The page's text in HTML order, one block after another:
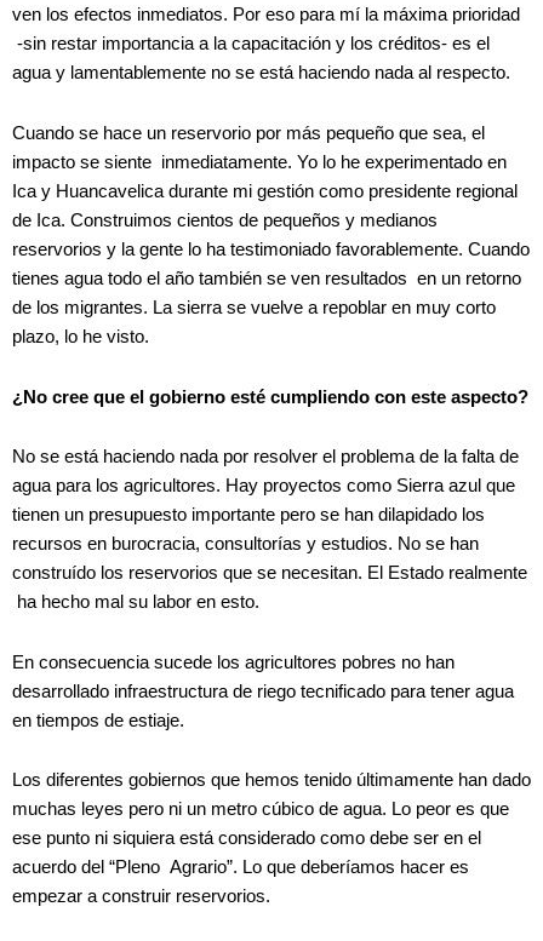
ven los efectos inmediatos. Por eso para mí la máxima prioridad
-sin restar importancia a la capacitación y los créditos- es el
agua y lamentablemente no se está haciendo nada al respecto.
Cuando se hace un reservorio por más pequeño que sea, el
impacto se siente inmediatamente. Yo lo he experimentado en
Ica y Huancavelica durante mi gestión como presidente regional
de Ica. Construimos cientos de pequeños y medianos
reservorios y la gente lo ha testimoniado favorablemente. Cuando
tienes agua todo el año también se ven resultados en un retorno
de los migrantes. La sierra se vuelve a repoblar en muy corto
plazo, lo he visto.
¿No cree que el gobierno esté cumpliendo con este aspecto?
No se está haciendo nada por resolver el problema de la falta de
agua para los agricultores. Hay proyectos como Sierra azul que
tienen un presupuesto importante pero se han dilapidado los
recursos en burocracia, consultorías y estudios. No se han
construído los reservorios que se necesitan. El Estado realmente
ha hecho mal su labor en esto.
En consecuencia sucede los agricultores pobres no han
desarrollado infraestructura de riego tecnificado para tener agua
en tiempos de estiaje.
Los diferentes gobiernos que hemos tenido últimamente han dado
muchas leyes pero ni un metro cúbico de agua. Lo peor es que
ese punto ni siquiera está considerado como debe ser en el
acuerdo del “Pleno Agrario”. Lo que deberíamos hacer es
empezar a construir reservorios.